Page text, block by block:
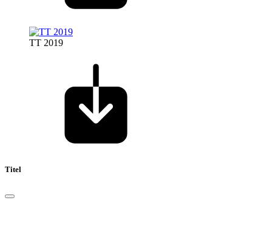
TT 2019
Titel